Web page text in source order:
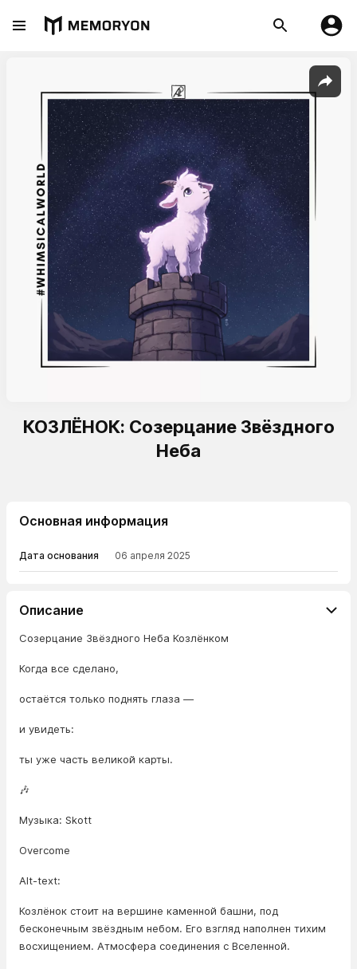
КОЗЛЁНОК: Созерцание Звёздного
Неба
Основная информация
Дата основания 06 апреля 2025
Описание
Созерцание Звёздного Неба Козлёнком
Когда все сделано,
остаётся только поднять глаза —
и увидеть:
ты уже часть великой карты.
🎶
Музыка: Skott
Overcome
Alt-text:
Козлёнок стоит на вершине каменной башни, под
бесконечным звёздным небом. Его взгляд наполнен тихим
восхищением. Атмосфера соединения с Вселенной.